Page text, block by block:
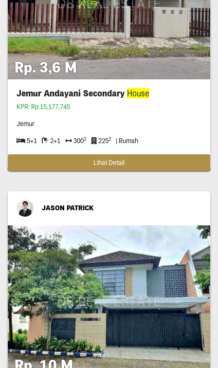
Rp. 3,6 M
Jemur Andayani Secondary House
KPR: Rp.15,177,745
Jemur
5+1 2+1 3002 2252 | Rumah
Lihat Detail
JASON PATRICK